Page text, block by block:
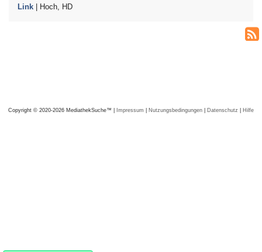
Link | Hoch, HD
Copyright © 2020-2026 MediathekSuche™ | Impressum | Nutzungsbedingungen | Datenschutz | Hilfe